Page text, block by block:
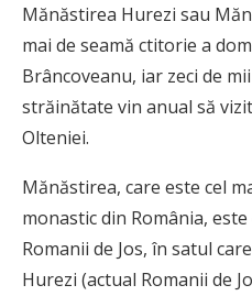
Mănăstirea Hurezi sau
mai de seamă ctitorie a
Brâncoveanu, iar zeci de
străinătate vin anual să
Olteniei.
Mănăstirea, care este cel
monastic din România,
Romanii de Jos, în satul
Hurezi (actual Romanii de